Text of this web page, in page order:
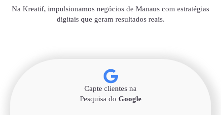
Na Kreatif, impulsionamos negócios de Manaus com estratégias
digitais que geram resultados reais.
Capte clientes na
Pesquisa do Google